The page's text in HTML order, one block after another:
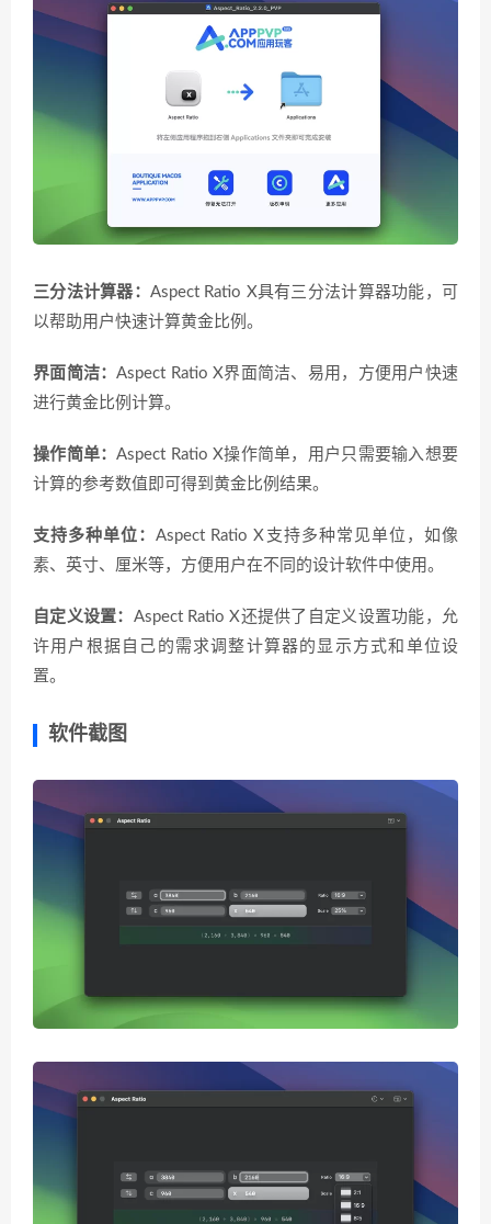
三分法计算器： Aspect Ratio X具有三分法计算器功能，可
以帮助用户快速计算黄金比例。
界面简洁：Aspect Ratio X界面简洁、易用，方便用户快速
进行黄金比例计算。
操作简单：Aspect Ratio X操作简单，用户只需要输入想要
计算的参考数值即可得到黄金比例结果。
支持多种单位：Aspect Ratio X支持多种常见单位，如像
素、英寸、厘米等，方便用户在不同的设计软件中使用。
自定义设置： Aspect Ratio X还提供了自定义设置功能，允
许用户根据自己的需求调整计算器的显示方式和单位设
置。
软件截图